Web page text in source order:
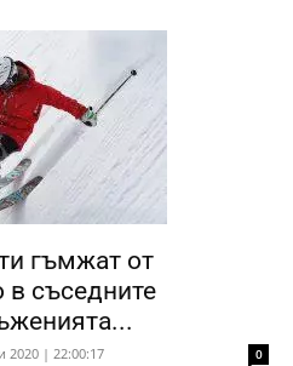
гъмжат от
в съседните
2020 | 22:00:17 0